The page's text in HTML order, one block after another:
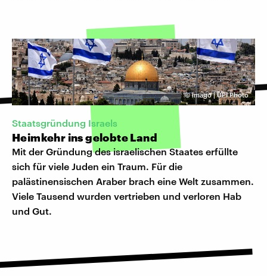
©imago | UPI Photo
Staatsgründung Israels
Heimkehr ins gelobte Land
Mit der Gründung des israelischen Staates erfüllte
sich für viele Juden ein Traum. Für die
palästinensischen Araber brach eine Welt zusammen.
Viele Tausend wurden vertrieben und verloren Hab
und Gut.